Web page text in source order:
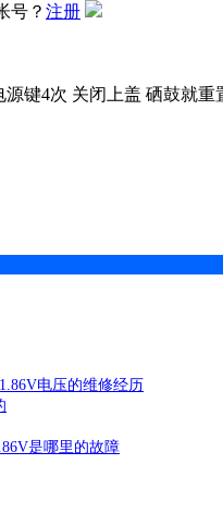
号？ 注册
键4次 关闭上盖 硒鼓就重
电压的维修经历
是哪里的故障